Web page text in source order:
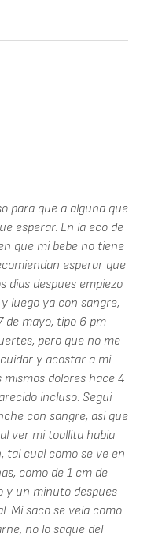
para que a alguna que
esperar. En la eco de
que mi bebe no tiene
esperar que
dias despues empiezo
luego ya con sangre,
de mayo, tipo 6 pm
pero que no me
y acostar a mi
mismos dolores hace 4
incluso. Segui
con sangre, asi que
ver mi toallita habia
tal cual como se ve en
como de 1 cm de
y un minuto despues
Mi saco se veia como
no lo saque del